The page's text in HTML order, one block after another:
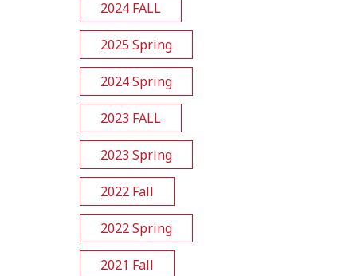
2024 FALL
2025 Spring
2024 Spring
2023 FALL
2023 Spring
2022 Fall
2022 Spring
2021 Fall